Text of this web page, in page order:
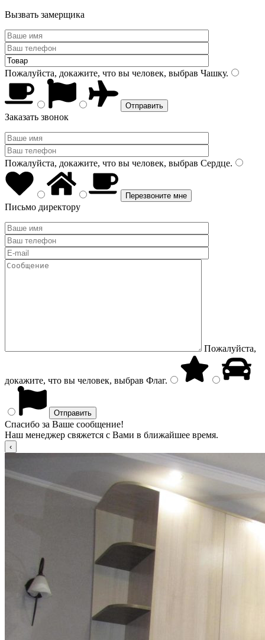
Вызвать замерщика
Пожалуйста, докажите, что вы человек, выбрав Чашку.
Заказать звонок
Пожалуйста, докажите, что вы человек, выбрав Сердце.
Письмо директору
Пожалуйста,
докажите, что вы человек, выбрав Флаг.
Спасибо за Ваше сообщение!
Наш менеджер свяжется с Вами в ближайшее время.